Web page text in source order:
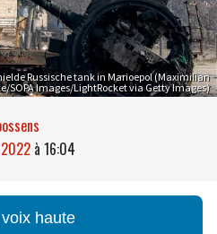
Russische tank in Marioepol (Maximilian
SOPA Images/LightRocket via Getty Images)
à 16:04
haute